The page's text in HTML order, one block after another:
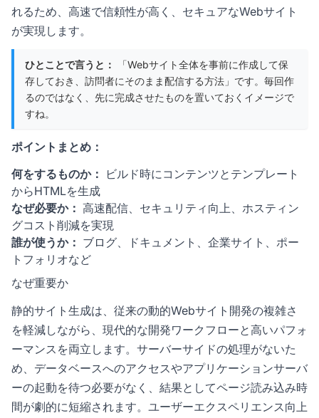
れるため、高速で信頼性が高く、セキュアなWebサイト
が実現します。
ひとことで言うと：
「Webサイト全体を事前に作成して保
存しておき、訪問者にそのまま配信する方法」です。毎回作
るのではなく、先に完成させたものを置いておくイメージで
すね。
ポイントまとめ：
何をするものか：
ビルド時にコンテンツとテンプレート
からHTMLを生成
なぜ必要か： 高速配信、セキュリティ向上、ホスティン
グコスト削減を実現
誰が使うか： ブログ、ドキュメント、企業サイト、ポー
トフォリオなど
なぜ重要か
静的サイト生成は、従来の動的Webサイト開発の複雑さ
を軽減しながら、現代的な開発ワークフローと高いパフォ
ーマンスを両立します。サーバーサイドの処理がないた
め、データベースへのアクセスやアプリケーションサーバ
ーの起動を待つ必要がなく、結果としてページ読み込み時
間が劇的に短縮されます。ユーザーエクスペリエンス向上